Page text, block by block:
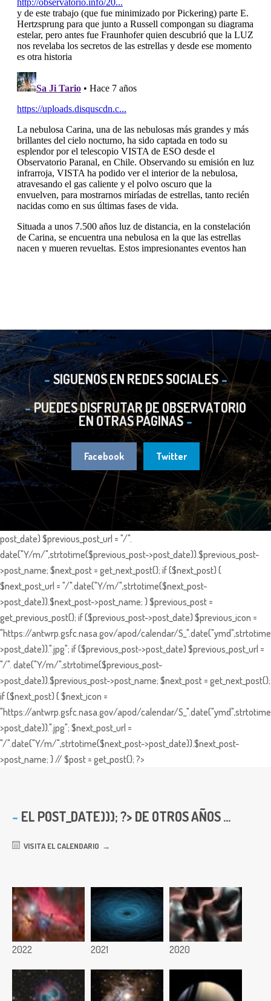
SIGUENOS EN REDES SOCIALES
PUEDES DISFRUTAR DE OBSERVATORIO
EN OTRAS PÁGINAS
Facebook Twitter
post_date) $previous_post_url = "/".
date("Y/m/",strtotime($previous_post->post_date)).$previous_post-
>post_name; $next_post = get_next_post(); if ($next_post) {
$next_post_url = "/".date("Y/m/",strtotime($next_post-
>post_date)).$next_post->post_name; } $previous_post =
get_previous_post(); if ($previous_post->post_date) $previous_icon =
"https://antwrp.gsfc.nasa.gov/apod/calendar/
>post_date)).".jpg"; if ($previous_post->post_date) $previous_post_url =
"/". date("Y/m/",strtotime($previous_post-
>post_date)).$previous_post->post_name; $next_post = get_next_post();
if ($next_post) { $next_icon =
"https://antwrp.gsfc.nasa.gov/apod/calendar/
>post_date)).".jpg"; $next_post_url =
"/".date("Y/m/",strtotime($next_post->post_date)).$next_post-
>post_name; } // $post = get_post(); ?>
EL POST_DATE))); ?> DE OTROS AÑOS ...
VISITA EL CALENDARIO
2022 2021 2020